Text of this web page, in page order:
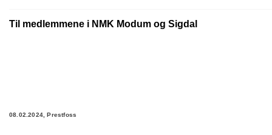
Til medlemmene i NMK Modum og Sigdal
08.02.2024, Prestfoss